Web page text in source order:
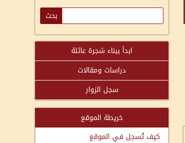
ابدأ ببناء شجرة عائلة
دراسات ومقالات
سجل الزوار
خريطة الموقع
كيف تُسجل في الموقع